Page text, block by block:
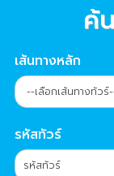
ค้
เส้นทางหลัก
รหัสทัวร์